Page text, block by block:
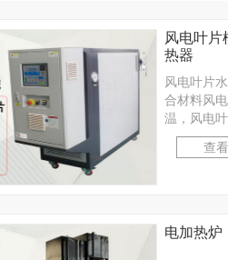
风电叶片
热器
风电叶片
合材料风
温，风电
机多采用
制机，可
查
电加热炉